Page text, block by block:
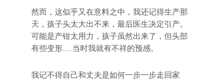
然而，这似乎又在意料之中，我还记得生产那
天，孩子头太大出不来，最后医生决定引产。
可能是产钳太用力，孩子虽然出来了，但头部
有些变形……当时我就有不祥的预感。
我记不得自己和丈夫是如何一步一步走回家